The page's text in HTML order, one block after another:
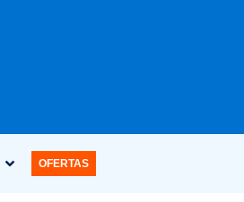
OFERTAS